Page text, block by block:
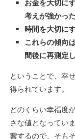
お金を大切に
考えが強かった
時間を大切に
これらの傾向
間後に再測定
ということで、幸
得られています。
どのくらい幸福度
さな値となってい
響するので、そも